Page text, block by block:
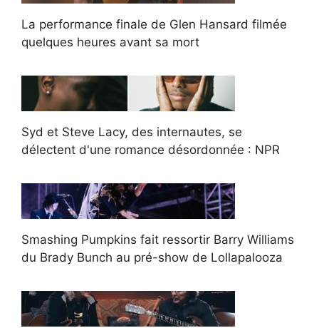
La performance finale de Glen Hansard filmée
quelques heures avant sa mort
Syd et Steve Lacy, des internautes, se
délectent d'une romance désordonnée : NPR
Smashing Pumpkins fait ressortir Barry Williams
du Brady Bunch au pré-show de Lollapalooza